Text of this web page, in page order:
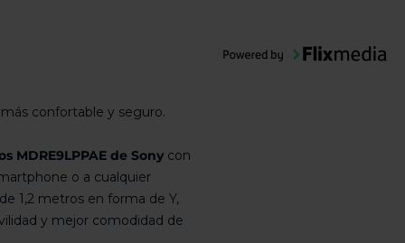
confortable y seguro.
MDRE9LPPAE de Sony con
o a cualquier
1,2 metros en forma de Y,
y mejor comodidad de